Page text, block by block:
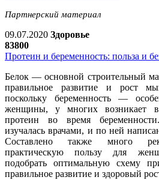
Партнерский материал
09.07.2020 Здоровье
83800
Протеин и беременность: польза и
Белок — основной строительный
правильное развитие и рост
поскольку беременность —
женщины, у многих возникает
протеин во время
изучалась врачами, и по ней
Составлено также много
практическую пользу для
подобрать оптимальную схему
правильное развитие и здоровый